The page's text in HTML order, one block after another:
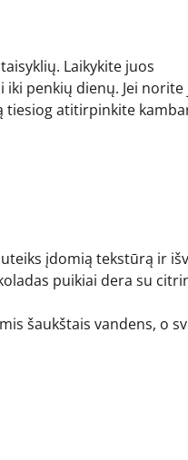
Laikykite juos
penkių dienų. Jei norite
tiesiog atitirpinkite
įdomią tekstūrą ir
puikiai dera su
šaukštais vandens, o